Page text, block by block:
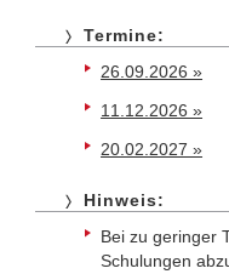
Termine:
26.09.2026 »
11.12.2026 »
20.02.2027 »
Hinweis:
Bei zu geringer
Schulungen